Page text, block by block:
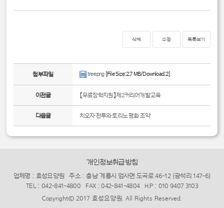
삭제 수정 목록보기
첨부파일 tree.png [File Size:2.7 MB/Download:2]
이전글 【무료장학지원】제2커리어개발교육
다음글 치오자 전투와 토리노 평화 조약
개인정보취급방침
업체명 : 효성요양원
주소 : 충남 계룡시 엄사면 도곡로 46-12 (광석리 147-6)
TEL : 042-841-4800
FAX : 042-841-4804
H.P : 010 9407 3103
Copyright© 2017 효성요양원. All Rights Reserved.